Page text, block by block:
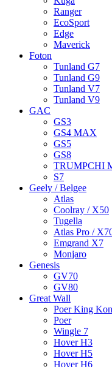
Ranger
EcoSport
Edge
Maverick
Foton
Tunland G7
Tunland G9
Tunland V7
Tunland V9
GAC
GS3
GS4 MAX
GS5
GS8
TRUMPCHI
S7
Geely / Belgee
Atlas
Coolray / X50
Tugella
Atlas Pro /
Emgrand X7
Monjaro
Genesis
GV70
GV80
Great Wall
Poer King
Poer
Wingle 7
Hover H3
Hover H5
Hover H6